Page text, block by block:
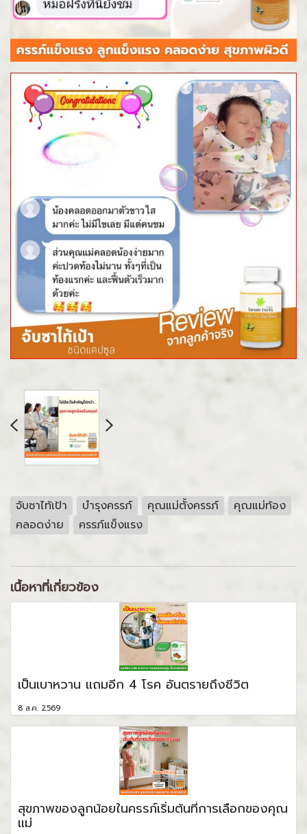
จับซาไท้เป้า บำรุงครรภ์ คุณแม่ตั้งครรภ์
คุณแม่ท้อง
คลอดง่าย
ครรภ์แข็งแรง
เนื้อหาที่เกี่ยวข้อง
เป็นเบาหวาน แถมอีก 4 โรค อันตรายถึงชีวิต
8 ส.ค. 2569
สุขภาพของลูกน้อยในครรภ์เริ่มต้นที่การเลือกของคุณ
แม่